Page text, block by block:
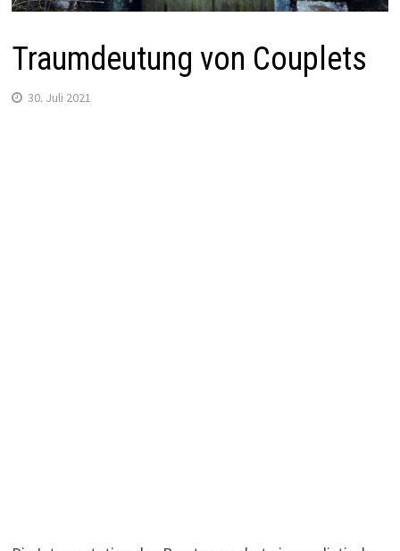
Traumdeutung von Couplets
30. Juli 2021